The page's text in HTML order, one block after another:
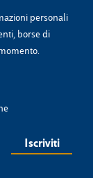
personali
borse di